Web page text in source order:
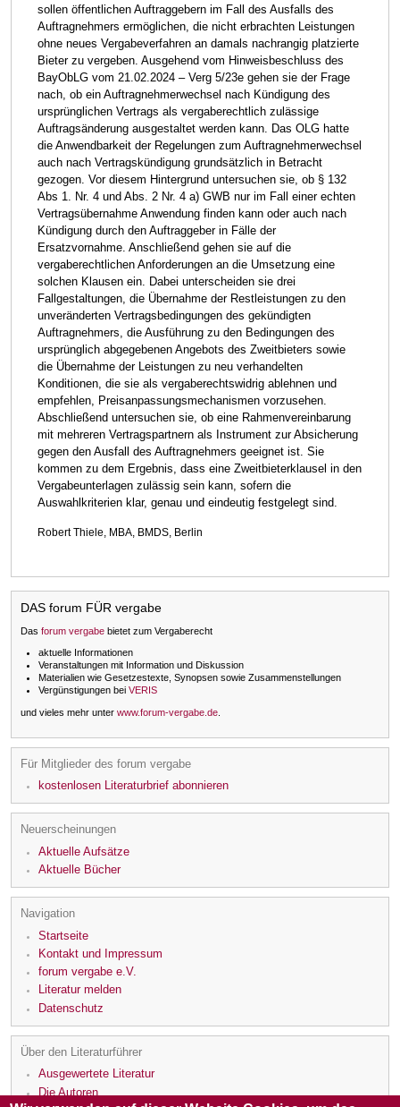
sollen öffentlichen Auftraggebern im Fall des Ausfalls des
Auftragnehmers ermöglichen, die nicht erbrachten Leistungen
ohne neues Vergabeverfahren an damals nachrangig platzierte
Bieter zu vergeben. Ausgehend vom Hinweisbeschluss des
BayObLG vom 21.02.2024 – Verg 5/23e gehen sie der Frage
nach, ob ein Auftragnehmerwechsel nach Kündigung des
ursprünglichen Vertrags als vergaberechtlich zulässige
Auftragsänderung ausgestaltet werden kann. Das OLG hatte
die Anwendbarkeit der Regelungen zum Auftragnehmerwechsel
auch nach Vertragskündigung grundsätzlich in Betracht
gezogen. Vor diesem Hintergrund untersuchen sie, ob § 132
Abs 1. Nr. 4 und Abs. 2 Nr. 4 a) GWB nur im Fall einer echten
Vertragsübernahme Anwendung finden kann oder auch nach
Kündigung durch den Auftraggeber in Fälle der
Ersatzvornahme. Anschließend gehen sie auf die
vergaberechtlichen Anforderungen an die Umsetzung eine
solchen Klausen ein. Dabei unterscheiden sie drei
Fallgestaltungen, die Übernahme der Restleistungen zu den
unveränderten Vertragsbedingungen des gekündigten
Auftragnehmers, die Ausführung zu den Bedingungen des
ursprünglich abgegebenen Angebots des Zweitbieters sowie
die Übernahme der Leistungen zu neu verhandelten
Konditionen, die sie als vergaberechtswidrig ablehnen und
empfehlen, Preisanpassungsmechanismen vorzusehen.
Abschließend untersuchen sie, ob eine Rahmenvereinbarung
mit mehreren Vertragspartnern als Instrument zur Absicherung
gegen den Ausfall des Auftragnehmers geeignet ist. Sie
kommen zu dem Ergebnis, dass eine Zweitbieterklausel in den
Vergabeunterlagen zulässig sein kann, sofern die
Auswahlkriterien klar, genau und eindeutig festgelegt sind.
Robert Thiele, MBA, BMDS, Berlin
DAS forum FÜR vergabe
Das forum vergabe bietet zum Vergaberecht
aktuelle Informationen
Veranstaltungen mit Information und Diskussion
Materialien wie Gesetzestexte, Synopsen sowie Zusammenstellungen
Vergünstigungen bei VERIS
und vieles mehr unter www.forum-vergabe.de
Für Mitglieder des forum vergabe
kostenlosen Literaturbrief abonnieren
Neuerscheinungen
Aktuelle Aufsätze
Aktuelle Bücher
Navigation
Startseite
Kontakt und Impressum
forum vergabe e.V.
Literatur melden
Datenschutz
Über den Literaturführer
Ausgewertete Literatur
Die Autoren